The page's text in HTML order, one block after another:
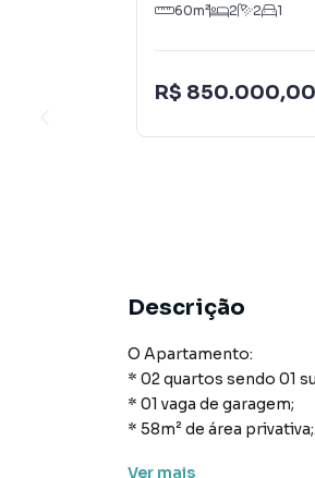
60m² 2 2 1
R$ 850.000,00
Descrição
O Apartamento:
* 02 quartos sendo 01
* 01 vaga de garagem;
* 58m² de área privativa;
Ver mais